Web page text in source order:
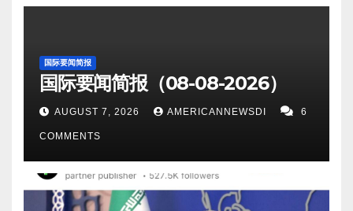
国际要闻简报
国际要闻简报（08-08-2026）
AUGUST 7, 2026 AMERICANNEWSDI 6
COMMENTS